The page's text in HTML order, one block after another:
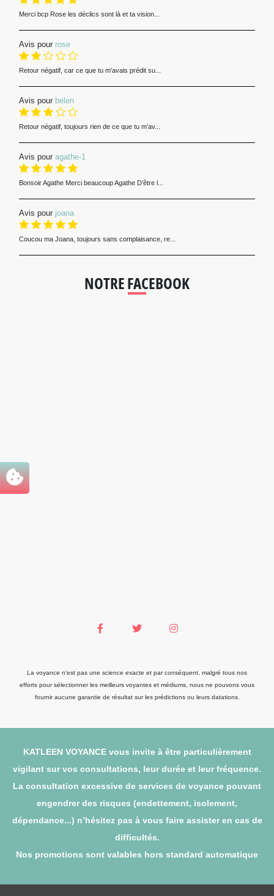
Merci bcp Rose les déclics sont là et ta vision...
Avis pour rose
Retour négatif, car ce que tu m'avais prédit su...
Avis pour belen
Retour négatif, toujours rien de ce que tu m'av...
Avis pour agathe-1
Bonsoir Agathe Merci beaucoup Agathe D’être l...
Avis pour joana
Coucou ma Joana, toujours sans complaisance, re...
NOTRE FACEBOOK
La voyance n'est pas une science exacte et par conséquent, malgré tous nos
efforts pour sélectionner les meilleurs voyantes et médiums, nous ne pouvons vous
fournir aucune garantie de résultat sur les prédictions ou leurs datations.
KATLEEN VOYANCE vous invite à être particulièrement
vigilant sur vos consultations, leur durée et leur fréquence.
La consultation excessive de services de voyance pouvant
engendrer des risques (endettement, isolement,
dépendance...) n’hésitez pas à vous faire assister en cas de
difficultés.
Nos promotions sont valables hors standard automatique